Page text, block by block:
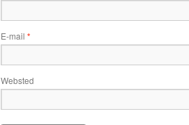
E-mail *
Websted